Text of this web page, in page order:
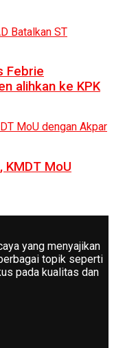
Febrie
alihkan ke KPK
MoU
yang menyajikan
topik seperti
pada kualitas dan